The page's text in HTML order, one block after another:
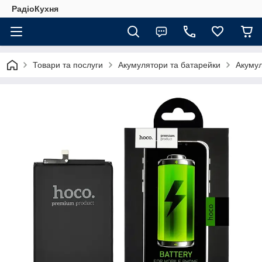
РадіоКухня
Товари та послуги Акумулятори та батарейки